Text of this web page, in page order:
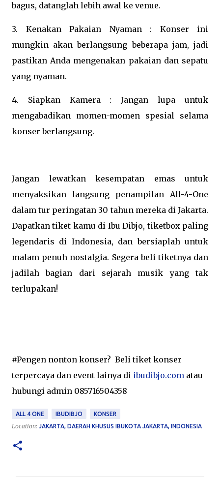
bagus, datanglah lebih awal ke venue.
3. Kenakan Pakaian Nyaman : Konser ini
mungkin akan berlangsung beberapa jam, jadi
pastikan Anda mengenakan pakaian dan sepatu
yang nyaman.
4. Siapkan Kamera : Jangan lupa untuk
mengabadikan momen-momen spesial selama
konser berlangsung.
Jangan lewatkan kesempatan emas untuk
menyaksikan langsung penampilan All-4-One
dalam tur peringatan 30 tahun mereka di Jakarta.
Dapatkan tiket kamu di Ibu Dibjo, tiketbox paling
legendaris di Indonesia, dan bersiaplah untuk
malam penuh nostalgia. Segera beli tiketnya dan
jadilah bagian dari sejarah musik yang tak
terlupakan!
#Pengen nonton konser? Beli tiket konser
terpercaya dan event lainya di ibudibjo.com atau
hubungi admin 085716504358
ALL 4 ONE IBUDIBJO KONSER
Location: JAKARTA, DAERAH KHUSUS IBUKOTA JAKARTA, INDONESIA